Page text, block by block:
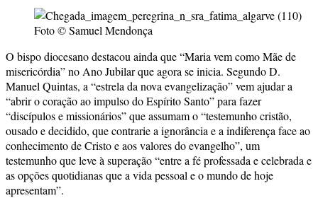
Foto © Samuel Mendonça
O bispo diocesano destacou ainda que “Maria vem como Mãe de
misericórdia” no Ano Jubilar que agora se inicia. Segundo D.
Manuel Quintas, a “estrela da nova evangelização” vem ajudar a
“abrir o coração ao impulso do Espírito Santo” para fazer
“discípulos e missionários” que assumam o “testemunho cristão,
ousado e decidido, que contrarie a ignorância e a indiferença face ao
conhecimento de Cristo e aos valores do evangelho”, um
testemunho que leve à superação “entre a fé professada e celebrada e
as opções quotidianas que a vida pessoal e o mundo de hoje
apresentam”.